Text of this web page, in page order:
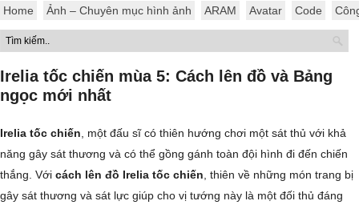
Home Ảnh – Chuyên mục hình ảnh ARAM Avatar Code
Irelia tốc chiến mùa 5: Cách lên đồ và Bảng
ngọc mới nhất
Irelia tốc chiến , một đấu sĩ có thiên hướng chơi một sát thủ với khả
năng gây sát thương và có thể gồng gánh toàn đội hình đi đến chiến
thắng. Với cách lên đồ Irelia tốc chiến , thiên về những món trang bị
gây sát thương và sát lực giúp cho vị tướng này là một đối thủ đáng